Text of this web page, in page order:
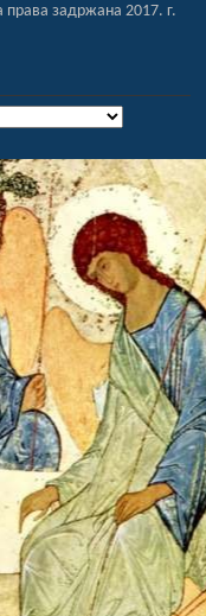
права задржана 2017. г.